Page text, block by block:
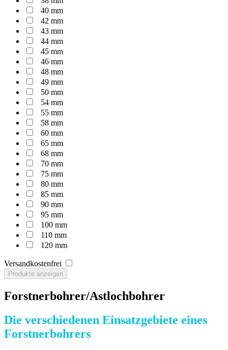
40 mm
42 mm
43 mm
44 mm
45 mm
46 mm
48 mm
49 mm
50 mm
54 mm
55 mm
58 mm
60 mm
65 mm
68 mm
70 mm
75 mm
80 mm
85 mm
90 mm
95 mm
100 mm
110 mm
120 mm
Versandkostenfrei
Produkte anzeigen
Forstnerbohrer/Astlochbohrer
Die verschiedenen Einsatzgebiete eines
Forstnerbohrers